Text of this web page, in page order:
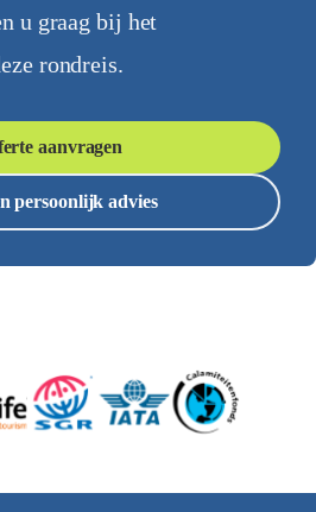
u graag bij het
rondreis.
aanvragen
persoonlijk advies